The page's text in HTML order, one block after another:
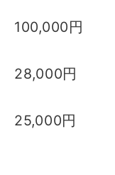
100,000円
28,000円
25,000円